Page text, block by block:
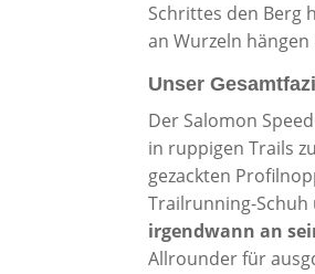
Schrittes den Berg
an Wurzeln
Unser
Der Salomon
in ruppigen Trails
gezackten
Trailrunning-
irgendwann an
Allrounder für